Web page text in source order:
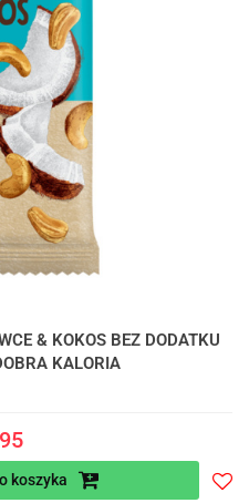
& KOKOS BEZ DODATKU
KALORIA
koszyka